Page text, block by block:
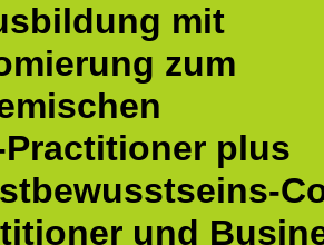
mit
zum
Practitioner plus
und